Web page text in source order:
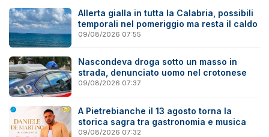
Allerta gialla in tutta la Calabria, possibili
temporali nel pomeriggio ma resta il caldo
09/08/2026 07:55
Nascondeva droga sotto un masso in
strada, denunciato uomo nel crotonese
09/08/2026 07:37
A Pietrebianche il 13 agosto torna la
storica sagra tra gastronomia e musica
09/08/2026 07:32